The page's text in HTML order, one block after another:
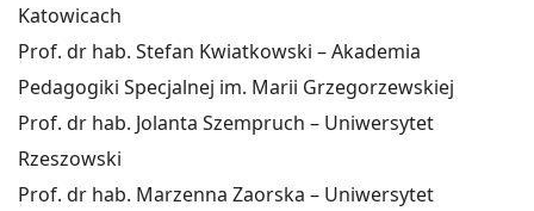
Katowicach
Prof. dr hab. Stefan Kwiatkowski – Akademia
Pedagogiki Specjalnej im. Marii Grzegorzewskiej
Prof. dr hab. Jolanta Szempruch – Uniwersytet
Rzeszowski
Prof. dr hab. Marzenna Zaorska – Uniwersytet